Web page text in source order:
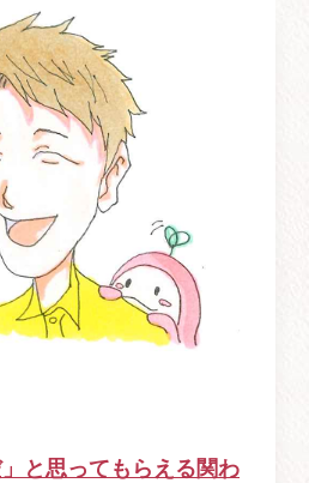
」と思ってもらえる関わ